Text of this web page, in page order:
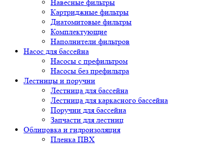
Навесные фильтры
Картриджные фильтры
Диатомитовые фильтры
Комплектующие
Наполнители фильтров
Насос для бассейна
Насосы с префильтром
Насосы без префильтра
Лестницы и поручни
Лестница для бассейна
Лестница для каркасного бассейна
Поручни для бассейна
Запчасти для лестниц
Облицовка и гидроизоляция
Пленка ПВХ